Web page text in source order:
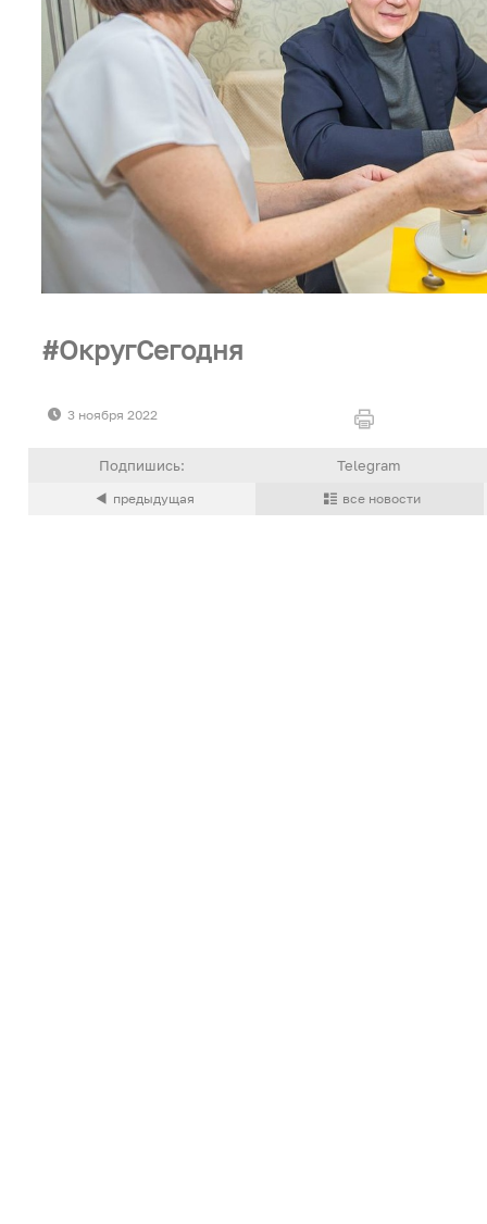
ОкругСегодня
3 ноября 2022